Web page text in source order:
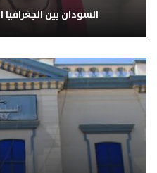
السودان بين